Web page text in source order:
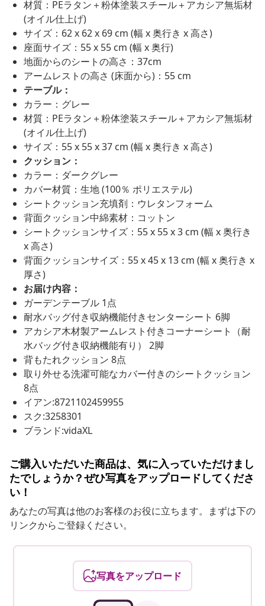
材質：PEラタン＋粉体塗装スチール＋アカシア無垢材
(オイル仕上げ)
サイズ：62 x 62 x 69 cm (幅 x 奥行き x 高さ)
座面サイズ：55 x 55 cm (幅 x 奥行)
地面からのシートの高さ：37cm
アームレストの高さ (床面から)：55 cm
テーブル：
カラー：グレー
材質：PEラタン＋粉体塗装スチール＋アカシア無垢材
(オイル仕上げ)
サイズ：55 x 55 x 37 cm (幅 x 奥行き x 高さ)
クッション：
カラー：ダークグレー
カバー材質：生地 (100％ ポリエステル)
シートクッション充填剤：ウレタンフォーム
背面クッション中綿素材：コットン
シートクッションサイズ：55 x 55 x 3 cm (幅 x 奥行き
x 高さ)
背面クッションサイズ：55 x 45 x 13 cm (幅 x 奥行き x
厚さ)
お届け内容：
ガーデンテーブル 1点
耐水バッグ付き収納機能付きセンターシート 6脚
アカシア木材製アームレスト付きコーナーシート（耐
水バッグ付き収納機能有り） 2脚
背もたれクッション 8点
取り外せる洗濯可能なカバー付きのシートクッション
8点
イアン:8721102459955
スク:3258301
ブランド:vidaXL
ご購入いただいた商品は、気に入っていただけまし
たでしょうか？ぜひ写真をアップロードしてくださ
い！
あなたの写真は他のお客様のお役に立ちます。まずは下の
リンクからご登録ください。
写真をアップロード